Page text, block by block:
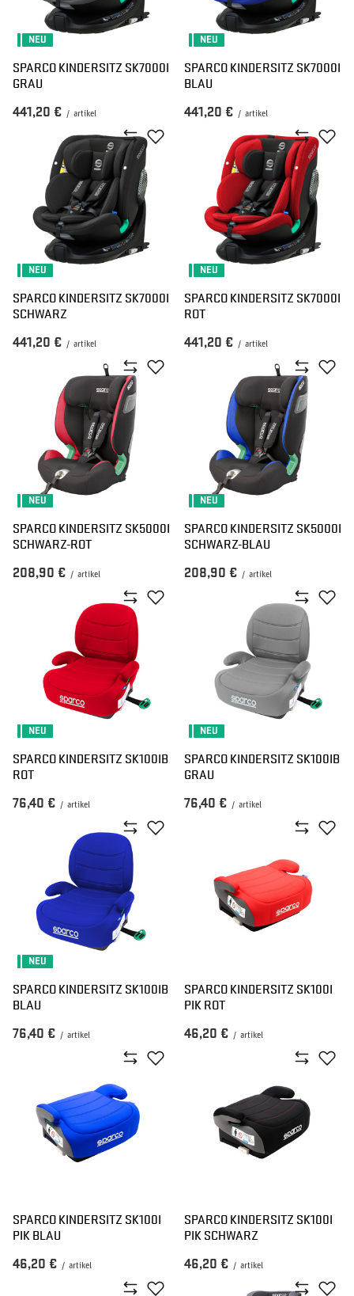
NEU
SPARCO KINDERSITZ SK7000I
GRAU
441,20 € / artikel
NEU
SPARCO KINDERSITZ SK7000I
BLAU
441,20 € / artikel
NEU
SPARCO KINDERSITZ SK7000I
SCHWARZ
441,20 € / artikel
NEU
SPARCO KINDERSITZ SK7000I
ROT
441,20 € / artikel
NEU
SPARCO KINDERSITZ SK5000I
SCHWARZ-ROT
208,90 € / artikel
NEU
SPARCO KINDERSITZ SK5000I
SCHWARZ-BLAU
208,90 € / artikel
NEU
SPARCO KINDERSITZ SK100IB
ROT
76,40 € / artikel
NEU
SPARCO KINDERSITZ SK100IB
GRAU
76,40 € / artikel
NEU
SPARCO KINDERSITZ SK100IB
BLAU
76,40 € / artikel
SPARCO KINDERSITZ SK100I
PIK ROT
46,20 € / artikel
SPARCO KINDERSITZ SK100I
PIK BLAU
46,20 € / artikel
SPARCO KINDERSITZ SK100I
PIK SCHWARZ
46,20 € / artikel